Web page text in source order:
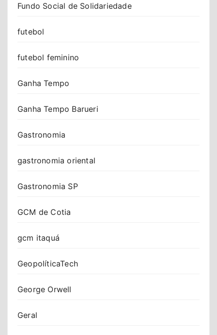
Fundo Social de Solidariedade
futebol
futebol feminino
Ganha Tempo
Ganha Tempo Barueri
Gastronomia
gastronomia oriental
Gastronomia SP
GCM de Cotia
gcm itaquá
GeopolíticaTech
George Orwell
Geral